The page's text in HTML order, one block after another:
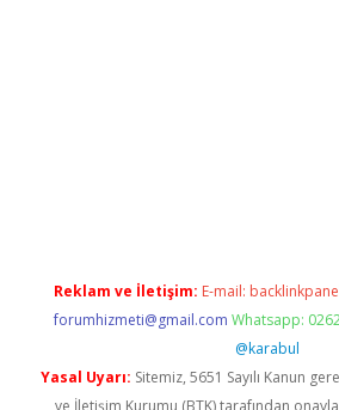
Reklam ve İletişim: E-mail:
forumhizmeti@gmail.com Whatsapp:
@karabul
Yasal Uyarı: Sitemiz, 5651 Sayılı Kanun
ve İletişim Kurumu (BTK) tarafından